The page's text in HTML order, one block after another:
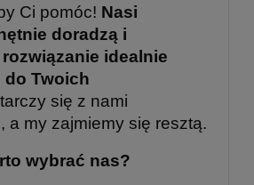
Ci pomóc! Nasi
doradzą i
idealnie
do Twoich
się z nami
a my zajmiemy się resztą.
wybrać nas?